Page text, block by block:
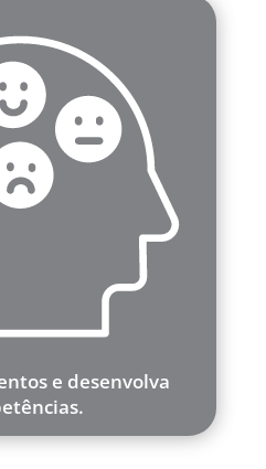
e desenvolva